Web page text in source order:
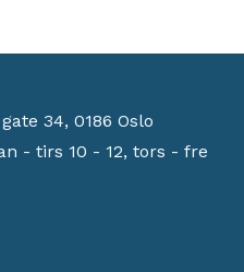
34, 0186 Oslo
- tirs 10 - 12, tors - fre